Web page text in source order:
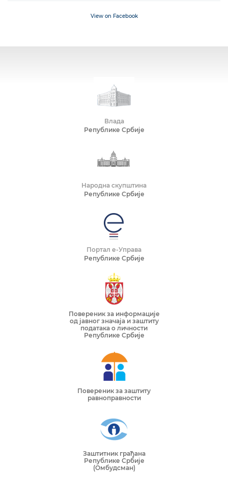
View on Facebook
Влада
Републике Србије
Народна скупштина
Републике Србије
Портал е-Управа
Републике Србије
Повереник за информације
од јавног значаја и заштиту
података о личности
Републике Србије
Повереник за заштиту
равноправности
Заштитник грађана
Републике Србије
(Омбудсман)